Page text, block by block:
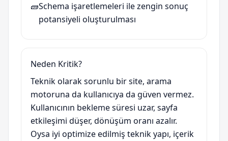
🧱Schema işaretlemeleri ile zengin sonuç
potansiyeli oluşturulması
Neden Kritik?
Teknik olarak sorunlu bir site, arama
motoruna da kullanıcıya da güven vermez.
Kullanıcının bekleme süresi uzar, sayfa
etkileşimi düşer, dönüşüm oranı azalır.
Oysa iyi optimize edilmiş teknik yapı, içerik